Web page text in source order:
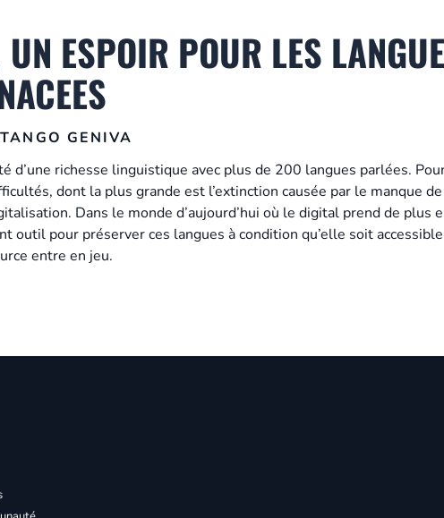
ESPOIR POUR LES
GENIVA
d’une richesse linguistique avec plus de 200 langues parlées.
dont la plus grande est l’extinction causée par le manque
Dans le monde d’aujourd’hui où le digital prend de plus
outil pour préserver ces langues à condition qu’elle soit
entre en jeu.